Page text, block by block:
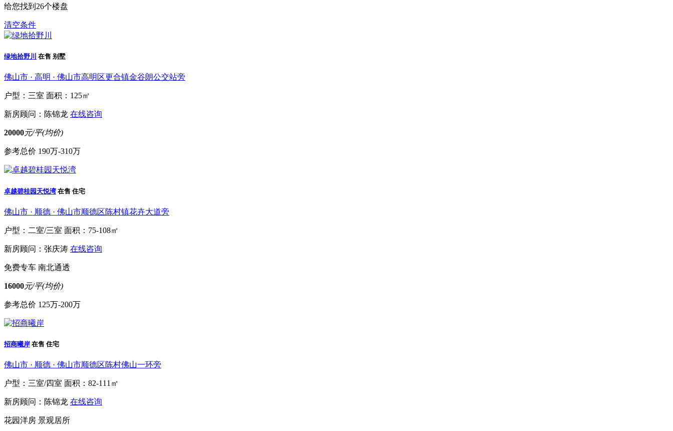
给您找到 26个楼盘
清空条件
绿地拾野川 在售 别墅
佛山市 · 高明 · 佛山市高明区更合镇金谷朗公交站旁
户型：三室 面积：125㎡
新房顾问：陈锦龙 在线咨询
20000元/平(均价)
参考总价 190万-310万
卓越碧桂园天悦湾 在售 住宅
佛山市 · 顺德 · 佛山市顺德区陈村镇花卉大道旁
户型：二室/三室 面积：75-108㎡
新房顾问：张庆涛 在线咨询
免费专车 南北通透
16000元/平(均价)
参考总价 125万-200万
招商曦岸 在售 住宅
佛山市 · 顺德 · 佛山市顺德区陈村佛山一环旁
户型：三室/四室 面积：82-111㎡
新房顾问：陈锦龙 在线咨询
花园洋房 景观居所